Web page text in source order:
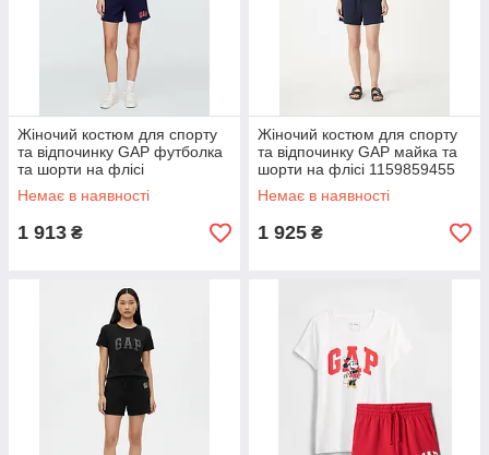
Жіночий костюм для спорту
та відпочинку GAP футболка
та шорти на флісі
1159859461 (Синій XS)
Немає в наявності
1 913 ₴
Жіночий костюм для спорту
та відпочинку GAP майка та
шорти на флісі 1159859455
(Синій XS)
Немає в наявності
1 925 ₴